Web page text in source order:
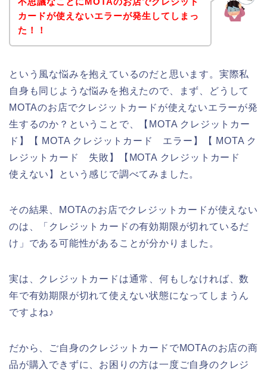
カードが使えないエラーが発生してしまっ
た！！
という風な悩みを抱えているのだと思います。実際私
自身も同じような悩みを抱えたので、まず、どうして
MOTAのお店でクレジットカードが使えないエラーが発
生するのか？ということで、【MOTA クレジットカー
ド】【 MOTA クレジットカード エラー】【 MOTA ク
レジットカード 失敗】【MOTA クレジットカード
使えない】という感じで調べてみました。
その結果、MOTAのお店でクレジットカードが使えない
のは、「クレジットカードの有効期限が切れているだ
け」である可能性があることが分かりました。
実は、クレジットカードは通常、何もしなければ、数
年で有効期限が切れて使えない状態になってしまうん
ですよね♪
だから、ご自身のクレジットカードでMOTAのお店の商
品が購入できずに、お困りの方は一度ご自身のクレジ